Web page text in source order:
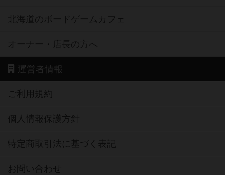
北海道のボードゲームカフェ
オーナー・店長の方へ
運営者情報
ご利用規約
個人情報保護方針
特定商取引法に基づく表記
お問い合わせ